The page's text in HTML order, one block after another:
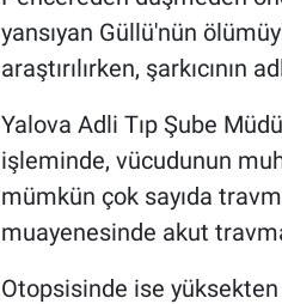
yansıyan Güllü'nün
araştırılırken, şarkıcının
Yalova Adli Tıp Şube
işleminde, vücudunun
mümkün çok sayıda
muayenesinde akut
Otopsisinde ise yüksekten